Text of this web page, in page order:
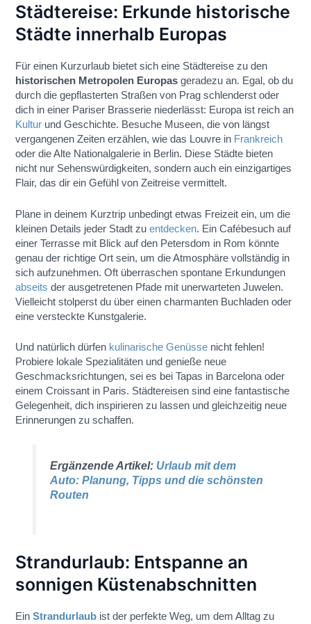
Städtereise: Erkunde historische
Städte innerhalb Europas
Für einen Kurzurlaub bietet sich eine Städtereise zu den
historischen Metropolen Europas geradezu an. Egal, ob du
durch die gepflasterten Straßen von Prag schlenderst oder
dich in einer Pariser Brasserie niederlässt: Europa ist reich an
Kultur und Geschichte. Besuche Museen, die von längst
vergangenen Zeiten erzählen, wie das Louvre in Frankreich
oder die Alte Nationalgalerie in Berlin. Diese Städte bieten
nicht nur Sehenswürdigkeiten, sondern auch ein einzigartiges
Flair, das dir ein Gefühl von Zeitreise vermittelt.
Plane in deinem Kurztrip unbedingt etwas Freizeit ein, um die
kleinen Details jeder Stadt zuentdecken. Ein Cafébesuch auf
einer Terrasse mit Blick auf den Petersdom in Rom könnte
genau der richtige Ort sein, um die Atmosphäre vollständig in
sich aufzunehmen. Oft überraschen spontane Erkundungen
abseits der ausgetretenen Pfade mit unerwarteten Juwelen.
Vielleicht stolperst du über einen charmanten Buchladen oder
eine versteckte Kunstgalerie.
Und natürlich dürfen kulinarische Genüsse nicht fehlen!
Probiere lokale Spezialitäten und genieße neue
Geschmacksrichtungen, sei es bei Tapas in Barcelona oder
einem Croissant in Paris. Städtereisen sind eine fantastische
Gelegenheit, dich inspirieren zu lassen und gleichzeitig neue
Erinnerungen zu schaffen.
Ergänzende Artikel: Urlaub mit dem
Auto: Planung, Tipps und die schönsten
Routen
Strandurlaub: Entspanne an
sonnigen Küstenabschnitten
EinStrandurlaub ist der perfekte Weg, um dem Alltag zu